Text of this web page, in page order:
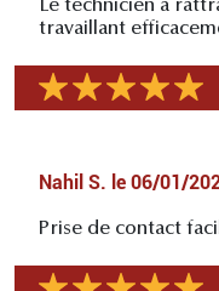
Le technicien a
travaillant
Nahil S. le 06/01/
Prise de contact